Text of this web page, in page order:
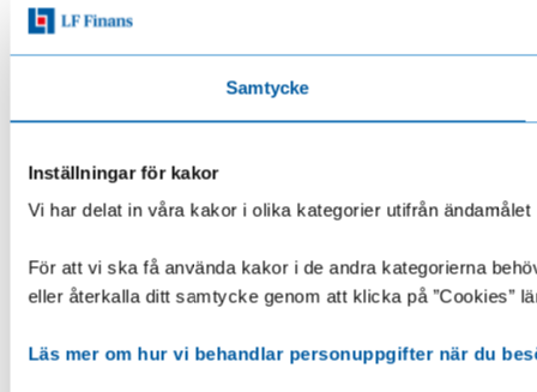
Samtycke
Inställningar för kakor
Vi har delat in våra kakor i olika kategorier utifrån
För att vi ska få använda kakor i de andra kategorierna
eller återkalla ditt samtycke genom att klicka på ”Cookies”
Läs mer om hur vi behandlar personuppgifter när du